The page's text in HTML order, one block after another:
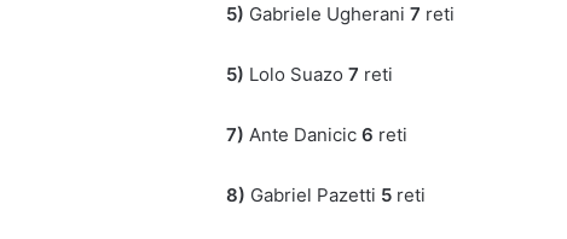
5) Gabriele Ugherani 7 reti
5) Lolo Suazo 7 reti
7) Ante Danicic 6 reti
8) Gabriel Pazetti 5 reti